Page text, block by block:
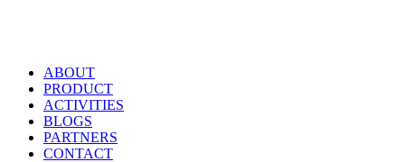
ABOUT
PRODUCT
ACTIVITIES
BLOGS
PARTNERS
CONTACT